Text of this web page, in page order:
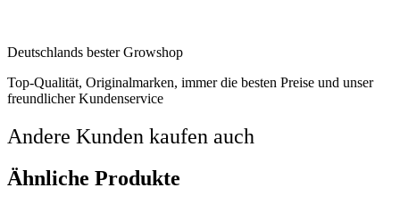
Deutschlands bester Growshop
Top-Qualität, Originalmarken, immer die besten Preise und unser
freundlicher Kundenservice
Andere Kunden kaufen auch
Ähnliche Produkte